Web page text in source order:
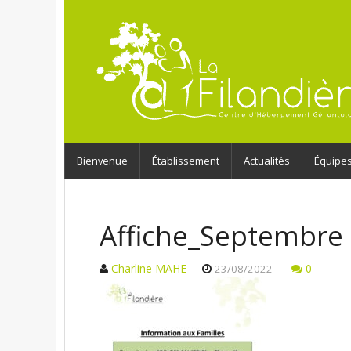
Bienvenue Établissement Actualités Équipes
Affiche_Septembre
Charline MAHE 23/08/2022 0